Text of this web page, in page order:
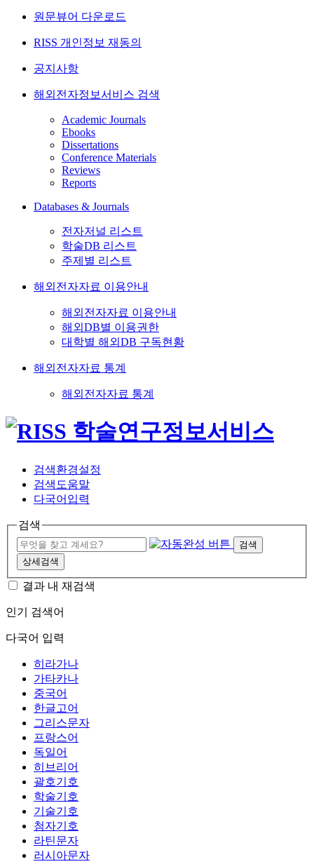
원문뷰어 다운로드
RISS 개인정보 재동의
공지사항
해외전자정보서비스 검색
Academic Journals
Ebooks
Dissertations
Conference Materials
Reviews
Reports
Databases & Journals
전자저널 리스트
학술DB 리스트
주제별 리스트
해외전자자료 이용안내
해외전자자료 이용안내
해외DB별 이용권한
대학별 해외DB 구독현황
해외전자자료 통계
해외전자자료 통계
검색환경설정
검색도움말
다국어입력
검색
검색
상세검색
결과 내 재검색
인기 검색어
다국어 입력
히라가나
가타카나
중국어
한글고어
그리스문자
프랑스어
독일어
히브리어
괄호기호
학술기호
기술기호
첨자기호
라틴문자
러시아문자